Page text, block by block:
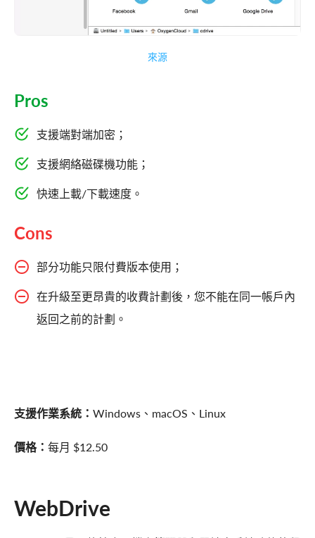
來源
Pros
支援端對端加密；
支援網絡磁碟機功能；
快速上載/下載速度。
Cons
部分功能只限付費版本使用；
在升級至更昂貴的收費計劃後，您不能在同一帳戶內
返回之前的計劃。
支援作業系統： Windows、macOS、Linux
價格： 每月 $12.50
WebDrive